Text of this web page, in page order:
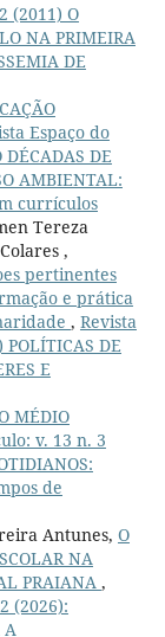
(2011) O
NA PRIMEIRA
DE
Espaço do
DE
AMBIENTAL:
currículos
Tereza
,
pertinentes
e prática
, Revista
DE
E
MÉDIO
v. 13 n. 3
de
Antunes, O
NA
PRAIANA ,
(2026):
A